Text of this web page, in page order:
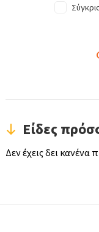
Είδες
Δεν έχεις δει